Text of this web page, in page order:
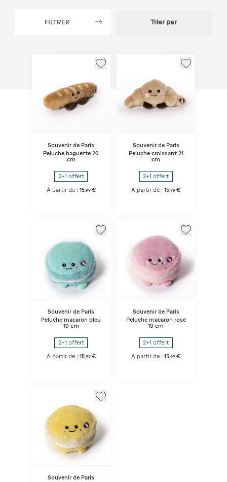
FILTRER Trier par
Souvenir de Paris
Peluche baguette 20
cm
2+1 offert
A partir de : 15, 99 €
Souvenir de Paris
Peluche croissant 21
cm
2+1 offert
A partir de :15 ,99 €
Souvenir de Paris
Peluche macaron bleu
10 cm
2+1 offert
A partir de : 15, 99 €
Souvenir de Paris
Peluche macaron rose
10 cm
2+1 offert
A partir de :15 ,99 €
Souvenir de Paris